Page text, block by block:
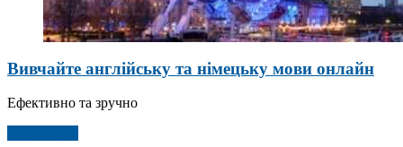
Вивчайте англійську та німецьку мови онлайн
Ефективно та зручно